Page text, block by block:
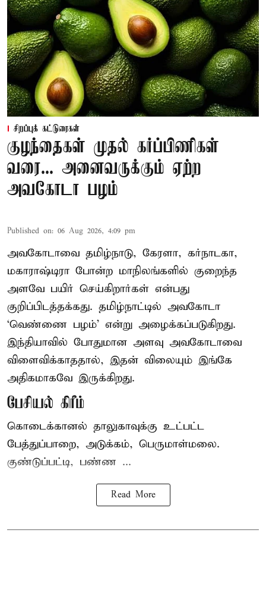
சிறப்புக் கட்டுரைகள்
குழந்தைகள் முதல் கர்ப்பிணிகள்
வரை... அனைவருக்கும் ஏற்ற
அவகோடா பழம்
Published on: 06 Aug 2026, 4:09 pm
அவகோடாவை தமிழ்நாடு, கேரளா, கர்நாடகா,
மகாராஷ்டிரா போன்ற மாநிலங்களில் குறைந்த
அளவே பயிர் செய்கிறார்கள் என்பது
குறிப்பிடத்தக்கது. தமிழ்நாட்டில் அவகோடா
‘வெண்ணை பழம்’ என்று அழைக்கப்படுகிறது.
இந்தியாவில் போதுமான அளவு அவகோடாவை
விளைவிக்காததால், இதன் விலையும் இங்கே
அதிகமாகவே இருக்கிறது.
பேசியல் கிரீம்
கொடைக்கானல் தாலுகாவுக்கு உட்பட்ட
பேத்துப்பாறை, அடுக்கம், பெருமாள்மலை.
குண்டுப்பட்டி, பண்ண ...
Read More